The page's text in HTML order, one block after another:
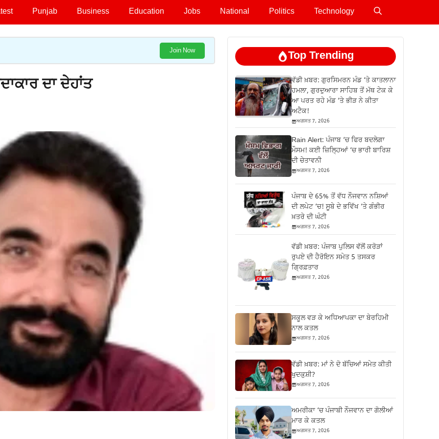
Punjab Business Education Jobs National Politics Technology
Join Now
ਦਾ ਦੇਹਾਂਤ
Top Trending
ਵੱਡੀ ਖ਼ਬਰ: ਗੁਰਸਿਮਰਨ ਮੰਡ ‘ਤੇ ਕਾਤਲਾਨਾ
ਹਮਲਾ, ਗੁਰਦੁਆਰਾ ਸਾਹਿਬ ਤੋਂ ਮੱਥ ਟੇਕ ਕੇ
ਆ ਪਰਤ ਰਹੇ ਮੰਡ ‘ਤੇ ਭੀੜ ਨੇ ਕੀਤਾ
ਅਟੈਕ!
ਅਗਸਤ 7, 2026
Rain Alert: ਪੰਜਾਬ ‘ਚ ਫਿਰ ਬਦਲੇਗਾ
ਮੌਸਮ! ਕਈ ਜ਼ਿਲ੍ਹਿਆਂ ‘ਚ ਭਾਰੀ ਬਾਰਿਸ਼
ਦੀ ਚੇਤਾਵਨੀ
ਅਗਸਤ 7, 2026
ਪੰਜਾਬ ਦੇ 65% ਤੋਂ ਵੱਧ ਨੌਜਵਾਨ ਨਸ਼ਿਆਂ
ਦੀ ਲਪੇਟ ‘ਚ! ਸੂਬੇ ਦੇ ਭਵਿੱਖ ‘ਤੇ ਗੰਭੀਰ
ਖ਼ਤਰੇ ਦੀ ਘੰਟੀ
ਅਗਸਤ 7, 2026
ਵੱਡੀ ਖ਼ਬਰ: ਪੰਜਾਬ ਪੁਲਿਸ ਵੱਲੋਂ ਕਰੋੜਾਂ
ਰੁਪਏ ਦੀ ਹੈਰੋਇਨ ਸਮੇਤ 5 ਤਸਕਰ
ਗ੍ਰਿਫ਼ਤਾਰ
ਅਗਸਤ 7, 2026
ਸਕੂਲ ਵੜ ਕੇ ਅਧਿਆਪਕਾ ਦਾ ਬੇਰਹਿਮੀ
ਨਾਲ ਕਤਲ
ਅਗਸਤ 7, 2026
ਵੱਡੀ ਖ਼ਬਰ: ਮਾਂ ਨੇ ਦੋ ਬੱਚਿਆਂ ਸਮੇਤ ਕੀਤੀ
ਖੁਦਕੁਸ਼ੀ?
ਅਗਸਤ 7, 2026
ਅਮਰੀਕਾ ‘ਚ ਪੰਜਾਬੀ ਨੌਜਵਾਨ ਦਾ ਗੋਲੀਆਂ
ਮਾਰ ਕੇ ਕਤਲ
ਅਗਸਤ 7, 2026